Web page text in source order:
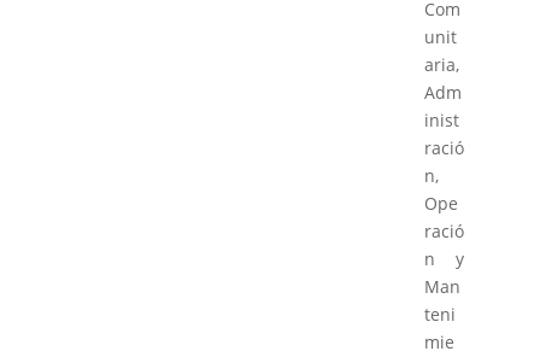
Com
unit
aria,
Adm
inist
ració
n,
Ope
ració
n y
Man
teni
mie